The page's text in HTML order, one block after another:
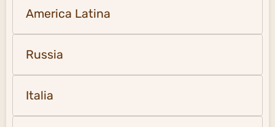
America Latina
Russia
Italia